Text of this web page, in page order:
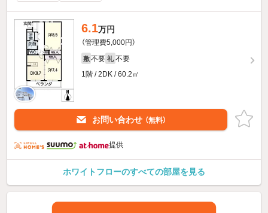
6.1万円
（管理費5,000円）
敷 不要 礼 不要
1階 / 2DK / 60.2㎡
お問い合わせ （無料）
提供
ホワイトフローのすべての部屋を見る